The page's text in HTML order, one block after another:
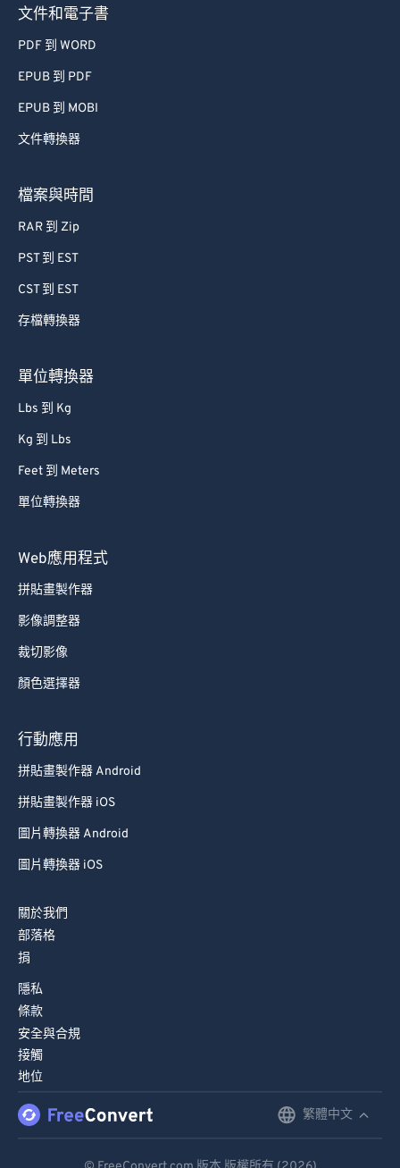
文件和電子書
PDF 到 WORD
EPUB 到 PDF
EPUB 到 MOBI
文件轉換器
檔案與時間
RAR 到 Zip
PST 到 EST
CST 到 EST
存檔轉換器
單位轉換器
Lbs 到 Kg
Kg 到 Lbs
Feet 到 Meters
單位轉換器
Web應用程式
拼貼畫製作器
影像調整器
裁切影像
顏色選擇器
行動應用
拼貼畫製作器 Android
拼貼畫製作器 iOS
圖片轉換器 Android
圖片轉換器 iOS
關於我們
部落格
捐
隱私
條款
安全與合規
接觸
地位
繁體中文